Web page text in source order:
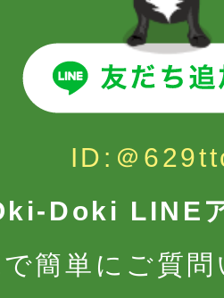
ID:＠
Doki LINE
簡単にご質